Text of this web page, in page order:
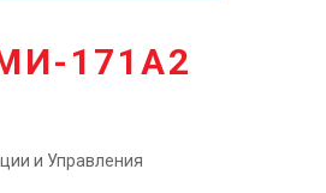
171А2
и Управления